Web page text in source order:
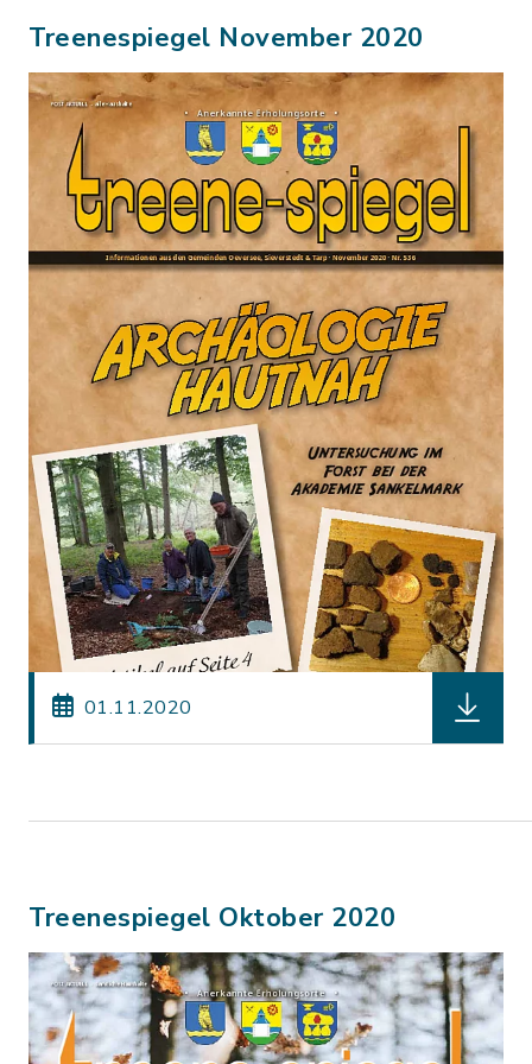
Treenespiegel November 2020
01.11.2020
Treenespiegel Oktober 2020